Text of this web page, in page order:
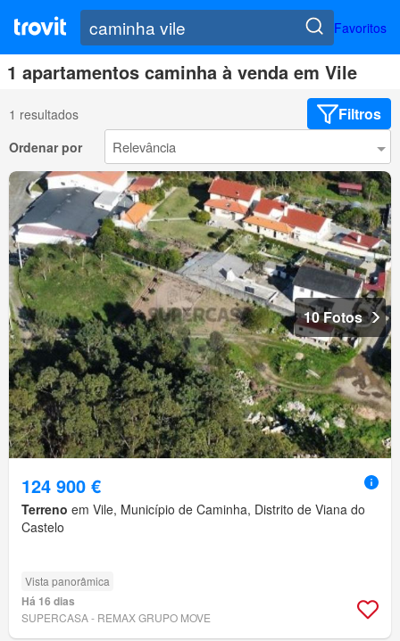
Favoritos
1 apartamentos caminha à venda em Vile
1 resultados Filtros
Ordenar por
10 Fotos
124 900 €
Terreno em Vile, Município de Caminha, Distrito de Viana do
Castelo
Vista panorâmica
Há 16 dias
SUPERCASA - REMAX GRUPO MOVE